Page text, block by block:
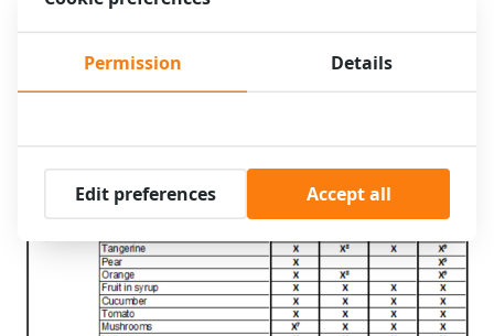
Permission Details
Edit preferences Accept all